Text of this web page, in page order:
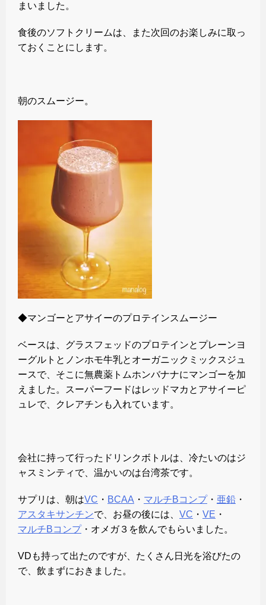
まいました。
食後のソフトクリームは、また次回のお楽しみに取っ
ておくことにします。
朝のスムージー。
◆マンゴーとアサイーのプロテインスムージー
ベースは、グラスフェッドのプロテインとプレーンヨ
ーグルトとノンホモ牛乳とオーガニックミックスジュ
ースで、そこに無農薬トムホンバナナにマンゴーを加
えました。スーパーフードはレッドマカとアサイーピ
ュレで、クレアチンも入れています。
会社に持って行ったドリンクボトルは、冷たいのはジ
ャスミンティで、温かいのは台湾茶です。
サプリは、朝はVC ・ BCAA ・ マルチBコンプ・ 亜鉛 ・
アスタキサンチンで、お昼の後には、 VC ・ VE ・
マルチBコンプ・オメガ３を飲んでもらいました。
VDも持って出たのですが、たくさん日光を浴びたの
で、飲まずにおきました。